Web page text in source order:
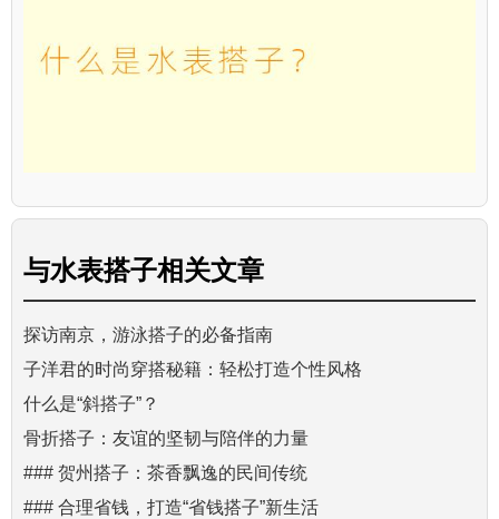
与水表搭子相关文章
探访南京，游泳搭子的必备指南
子洋君的时尚穿搭秘籍：轻松打造个性风格
什么是“斜搭子”？
骨折搭子：友谊的坚韧与陪伴的力量
### 贺州搭子：茶香飘逸的民间传统
### 合理省钱，打造“省钱搭子”新生活